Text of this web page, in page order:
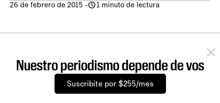
26 de febrero de 2015 - 1 minuto de lectura
Nuestro periodismo depende de vos
Suscribite por $255/mes